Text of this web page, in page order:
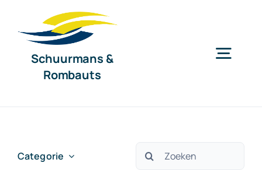
naar
Schuurmans &
Rombauts
Categorie
Zoeken